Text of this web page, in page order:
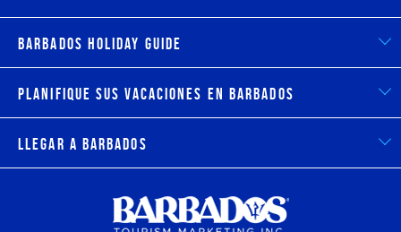
Barbados Holiday Guide
Planifique sus vacaciones en Barbados
Llegar a Barbados